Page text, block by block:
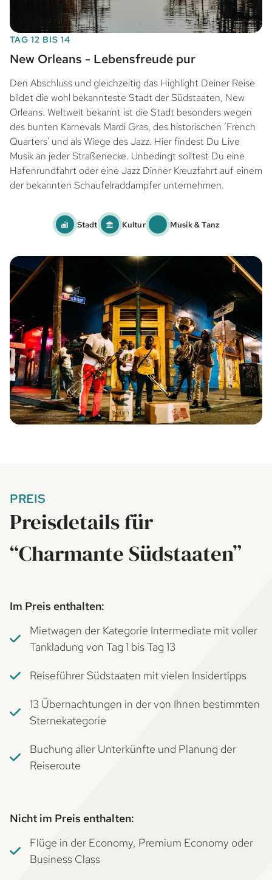
TAG 12 BIS 14
New Orleans - Lebensfreude pur
Den Abschluss und gleichzeitig das Highlight Deiner Reise
bildet die wohl bekannteste Stadt der Südstaaten, New
Orleans. Weltweit bekannt ist die Stadt besonders wegen
des bunten Karnevals Mardi Gras, des historischen ‘French
Quarters' und als Wiege des Jazz. Hier findest Du Live
Musik an jeder Straßenecke. Unbedingt solltest Du eine
Hafenrundfahrt oder eine Jazz Dinner Kreuzfahrt auf einem
der bekannten Schaufelraddampfer unternehmen.
Stadt Kultur Musik & Tanz
PREIS
Preisdetails für
“Charmante Südstaaten”
Im Preis enthalten:
Mietwagen der Kategorie Intermediate mit voller
Tankladung von Tag 1 bis Tag 13
Reiseführer Südstaaten mit vielen Insidertipps
13 Übernachtungen in der von Ihnen bestimmten
Sternekategorie
Buchung aller Unterkünfte und Planung der
Reiseroute
Nicht im Preis enthalten:
Flüge in der Economy, Premium Economy oder
Business Class